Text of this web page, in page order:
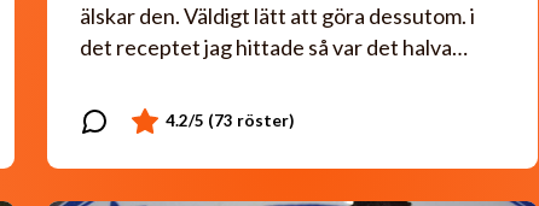
älskar den. Väldigt lätt att göra dessutom. i
det receptet jag hittade så var det halva…